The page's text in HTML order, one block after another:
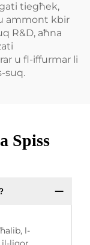
tiegħek,
ammont kbir
R&D, aħna
u fl-iffurmar li
suq.
Spiss
l-